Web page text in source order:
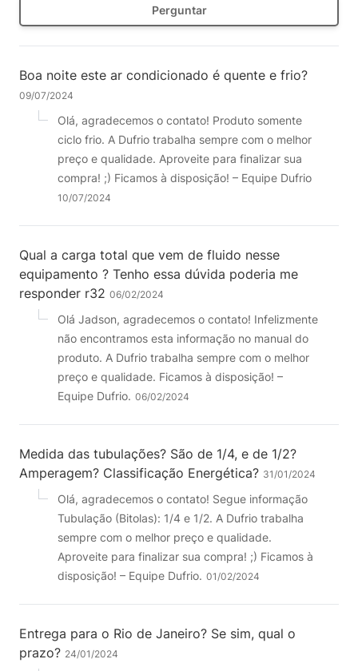
Perguntar
Boa noite este ar condicionado é quente e frio?
09/07/2024
Olá, agradecemos o contato! Produto somente
ciclo frio. A Dufrio trabalha sempre com o melhor
preço e qualidade. Aproveite para finalizar sua
compra! ;) Ficamos à disposição! – Equipe Dufrio
10/07/2024
Qual a carga total que vem de fluido nesse
equipamento ? Tenho essa dúvida poderia me
responder r32 06/02/2024
Olá Jadson, agradecemos o contato! Infelizmente
não encontramos esta informação no manual do
produto. A Dufrio trabalha sempre com o melhor
preço e qualidade. Ficamos à disposição! –
Equipe Dufrio. 06/02/2024
Medida das tubulações? São de 1/4, e de 1/2?
Amperagem? Classificação Energética? 31/01/2024
Olá, agradecemos o contato! Segue informação
Tubulação (Bitolas): 1/4 e 1/2. A Dufrio trabalha
sempre com o melhor preço e qualidade.
Aproveite para finalizar sua compra! ;) Ficamos à
disposição! – Equipe Dufrio. 01/02/2024
Entrega para o Rio de Janeiro? Se sim, qual o
prazo? 24/01/2024